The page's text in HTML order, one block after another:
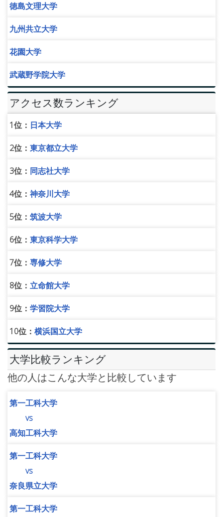
徳島文理大学
九州共立大学
花園大学
武蔵野学院大学
アクセス数ランキング
1位： 日本大学
2位： 東京都立大学
3位： 同志社大学
4位： 神奈川大学
5位： 筑波大学
6位： 東京科学大学
7位： 専修大学
8位： 立命館大学
9位： 学習院大学
10位： 横浜国立大学
大学比較ランキング
他の人はこんな大学と比較しています
第一工科大学
vs
高知工科大学
第一工科大学
vs
奈良県立大学
第一工科大学